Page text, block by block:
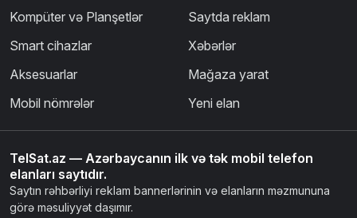
Kompüter və Planşetlər
Smart cihazlar
Aksesuarlar
Mobil nömrələr
Saytda reklam
Xəbərlər
Mağaza yarat
Yeni elan
TelSat.az — Azərbaycanın ilk və tək mobil telefon
elanları saytıdır.
Saytın rəhbərliyi reklam bannerlərinin və elanların məzmununa
görə məsuliyyət daşımır.